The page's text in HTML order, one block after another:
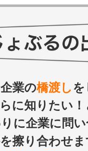
業の橋渡し
に知りたい
に企業に問
擦り合わせ